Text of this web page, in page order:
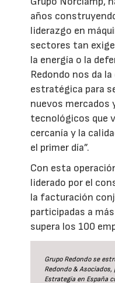
años
liderazgo en
sectores tan
la energía o la
Redondo nos da
estratégica para
nuevos
tecnológicos que
cercanía y la
el primer día”.
Con esta
liderado por el
la facturación
participadas a
supera los 100
Grupo Redondo se
Redondo &
Estrategia en España